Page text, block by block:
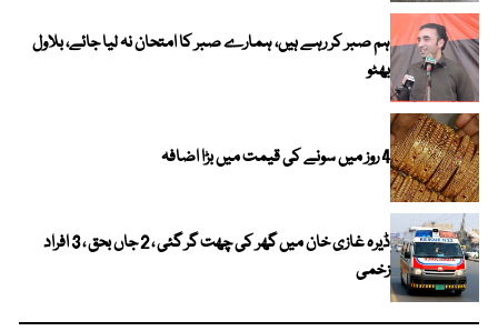
ہم صبر کر رہے ہیں، ہمارے صبر کا امتحان نہ لیا جائے، بلاول
بھٹو
4 روز میں سونے کی قیمت میں بڑا اضافہ
ڈیرہ غازی خان میں گھر کی چھت گر گئی ، 2 جاں بحق ، 3 افراد
زخمی